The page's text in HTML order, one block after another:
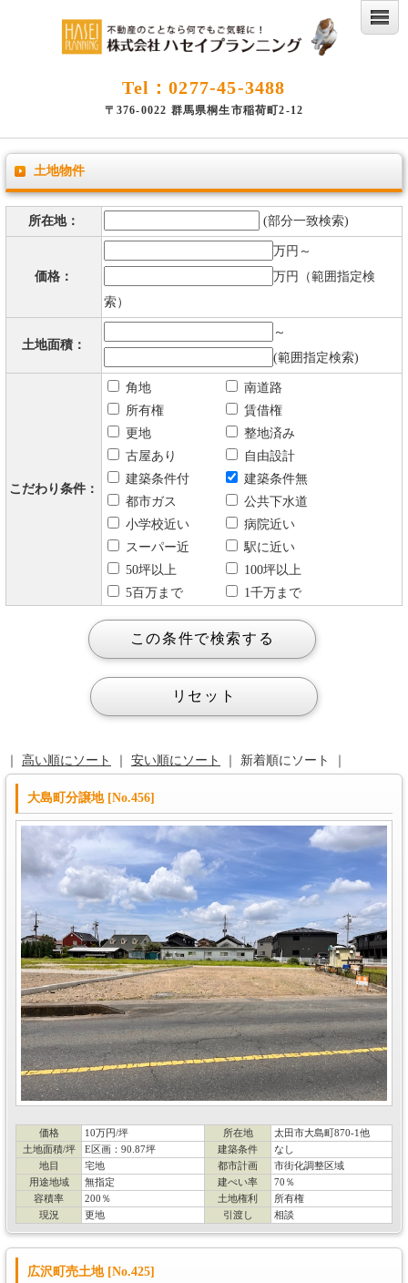
Tel：0277-45-3488
〒376-0022 群馬県桐生市稲荷町2-12
土地物件
所在地： (部分一致検索)
価格：
万円～
万円（範囲指定検
索）
土地面積：
～
(範囲指定検索)
こだわり条件：
角地
南道路
所有権
賃借権
更地
整地済み
古屋あり
自由設計
建築条件付
建築条件無
都市ガス
公共下水道
小学校近い
病院近い
スーパー近
駅に近い
50坪以上
100坪以上
5百万まで
1千万まで
高い順にソート 安い順にソート ｜ 新着順にソート ｜
大島町分譲地 [No.456]
価格 10万円/坪 所在地
太田市大島町870-1他
土地面積/坪
E区画：90.87坪 建築条件
なし
地目
宅地 都市計画
市街化調整区域
用途地域
無指定 建ぺい率
70％
容積率
200％ 土地権利
所有権
現況
更地 引渡し 相談
広沢町売土地 [No.425]